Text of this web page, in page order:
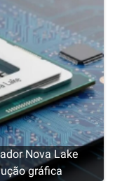
Nova Lake
gráfica